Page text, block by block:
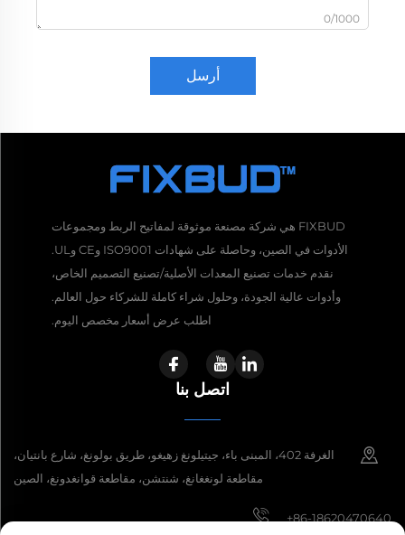
0/1000
أرسل
FIXBUD هي شركة مصنعة موثوقة لمفاتيح الربط ومجموعات
الأدوات في الصين، وحاصلة على شهادات ISO9001 وCE وUL.
نقدم خدمات تصنيع المعدات الأصلية/تصنيع التصميم الخاص،
وأدوات عالية الجودة، وحلول شراء كاملة للشركاء حول العالم.
اطلب عرض أسعار مخصص اليوم.
اتصل بنا
الغرفة 402، المبنى باء، جيتيلونغ زهيغو، طريق بولونغ، شارع بانتيان،
مقاطعة لونغغانغ، شنتشن، مقاطعة قوانغدونغ، الصين
+86-18620470640